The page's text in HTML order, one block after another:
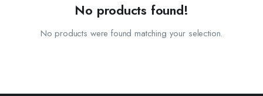
No products found!
No products were found matching your selection.